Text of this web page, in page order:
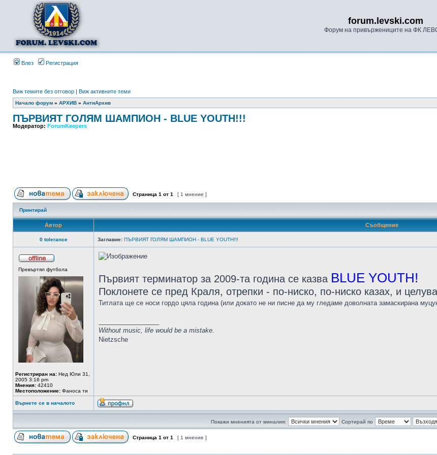
forum.levski.com
Форум на привържениците на ФК
Влез Регистрация
Виж темите без отговор | Виж активните теми
Начало форум » АРХИВ » АнтиАрхив
ПЪРВИЯТ ГОЛЯМ ШАМПИОН - BLUE YOUTH!!!
Модератор: ForumKeepers
Страница 1 от 1 [ 1 мнение ]
Принтирай
Автор Съобщение
0 tolerance Заглавие: ПЪРВИЯТ ГОЛЯМ ШАМПИОН - BLUE YOUTH!!!
Превъртял футбола
Регистриран на: Нед Юли 31,
2005 3:16 pm
Мнения: 42410
Местоположение: Фаноса ти
Първият терминатор за 2009-та година се казва BLUE YOUTH!
Поклонете се пред Краля, отрепки - по-ниско, по-ниско казах, и
Титлата ще се носи гордо цяла година (или докато не ни писне да му гледаме доволната замаскирана
Without music, life would be a mistake.
Nietzsche
Върнете се в началото
Покажи мненията от миналия: Сортирай по
Страница 1 от 1 [ 1 мнение ]